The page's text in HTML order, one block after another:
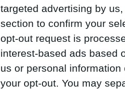
targeted advertising by
section to confirm your
opt-out request is
interest-based ads based
us or personal
your opt-out. You may